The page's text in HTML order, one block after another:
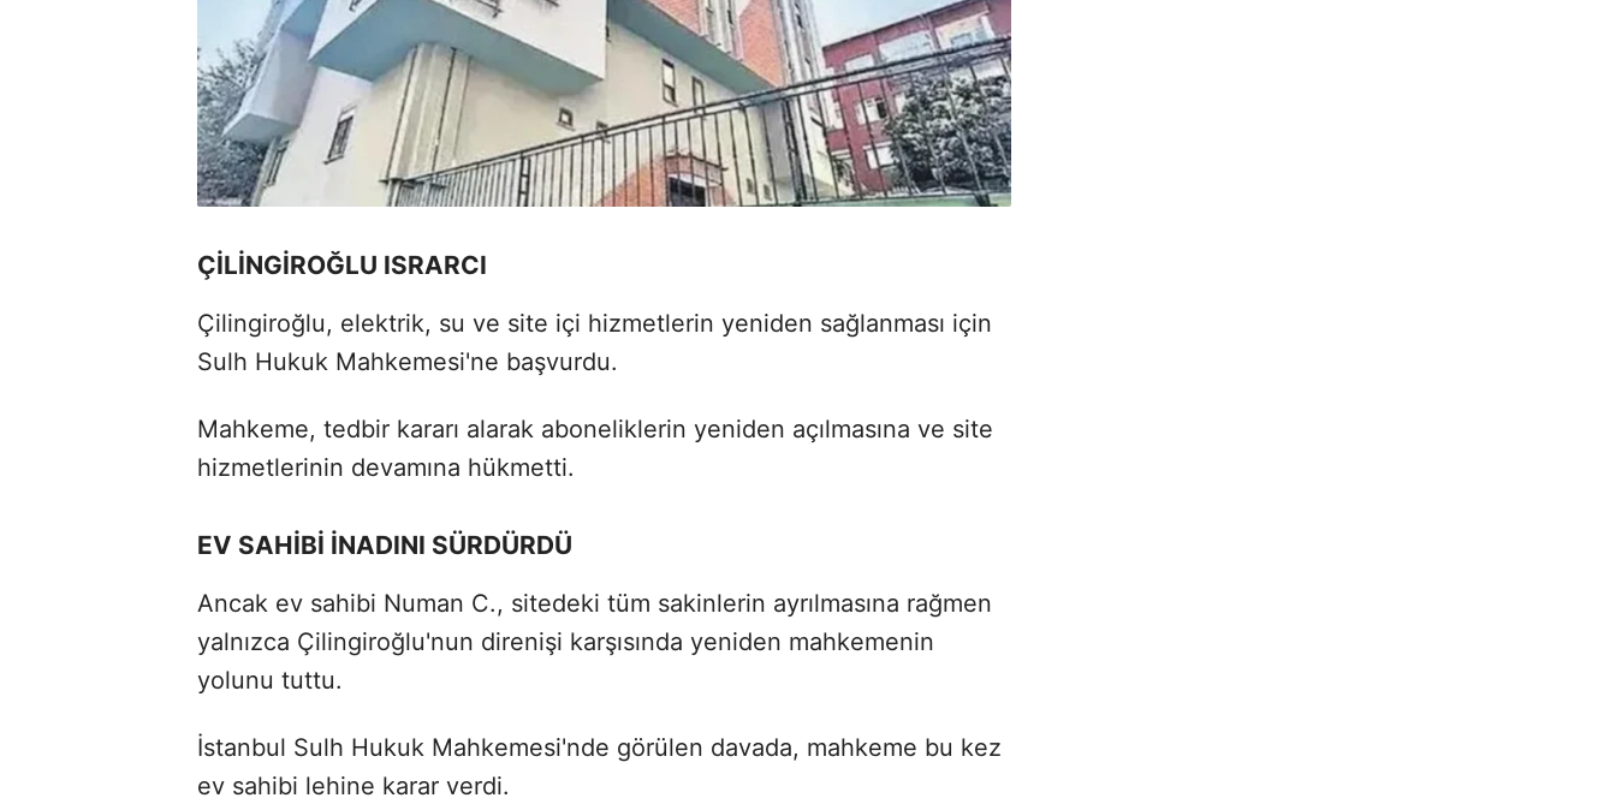
ÇİLİNGİROĞLU ISRARCI
Çilingiroğlu, elektrik, su ve site içi hizmetlerin yeniden sağlanması için
Sulh Hukuk Mahkemesi'ne başvurdu.
Mahkeme, tedbir kararı alarak aboneliklerin yeniden açılmasına ve site
hizmetlerinin devamına hükmetti.
EV SAHİBİ İNADINI SÜRDÜRDÜ
Ancak ev sahibi Numan C., sitedeki tüm sakinlerin ayrılmasına rağmen
yalnızca Çilingiroğlu'nun direnişi karşısında yeniden mahkemenin
yolunu tuttu.
İstanbul Sulh Hukuk Mahkemesi'nde görülen davada, mahkeme bu kez
ev sahibi lehine karar verdi.